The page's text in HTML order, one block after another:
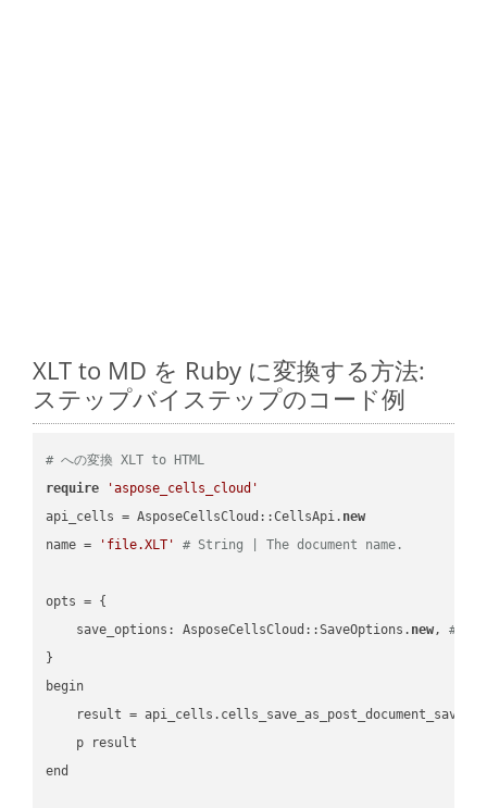
XLT to MD を Ruby に変換する方法:
ステップバイステップのコード例
# への変換 XLT to HTML
require
'aspose_cells_cloud'
api_cells = AsposeCellsCloud::CellsApi. new
name =
'file.XLT' # String | The document name.
opts = {
    save_options: AsposeCellsCloud::SaveOptions.
new, #
}
begin
result =
    p result
end